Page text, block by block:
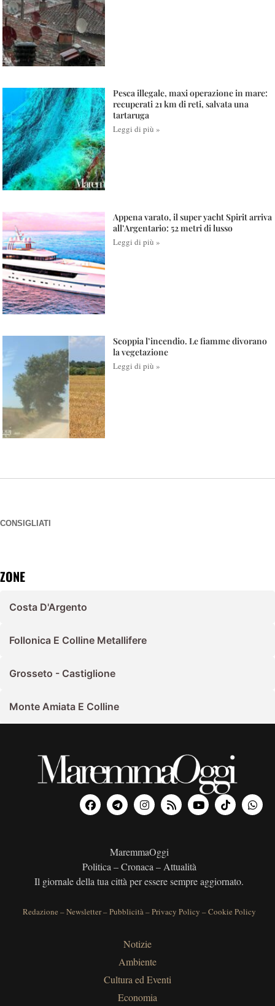
Pesca illegale, maxi operazione in mare:
recuperati 21 km di reti, salvata una
tartaruga
Leggi di più »
Appena varato, il super yacht Spirit arriva
all’Argentario: 52 metri di lusso
Leggi di più »
Scoppia l’incendio. Le fiamme divorano
la vegetazione
Leggi di più »
CONSIGLIATI
ZONE
Costa D'Argento
Follonica E Colline Metallifere
Grosseto - Castiglione
Monte Amiata E Colline
MaremmaOggi
Politica – Cronaca – Attualità
Il giornale della tua città per essere sempre aggiornato.
Redazione –Newsletter–Pubblicità–Privacy Policy –Cookie Policy
Notizie
Ambiente
Cultura ed Eventi
Economia